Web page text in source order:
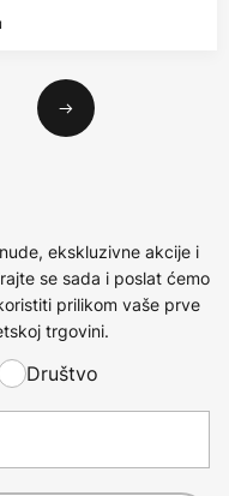
Sljedeći
ekskluzivne akcije i
se sada i poslat ćemo
prilikom vaše prve
trgovini.
Društvo